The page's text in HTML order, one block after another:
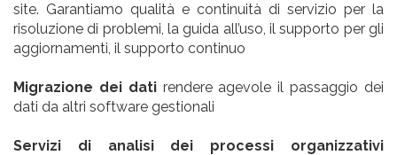
site. Garantiamo qualità e continuità di servizio per la
risoluzione di problemi, la guida all’uso, il supporto per gli
aggiornamenti, il supporto continuo
Migrazione dei datirendere agevole il passaggio dei
dati da altri software gestionali
Servizi di analisi dei processi organizzativi